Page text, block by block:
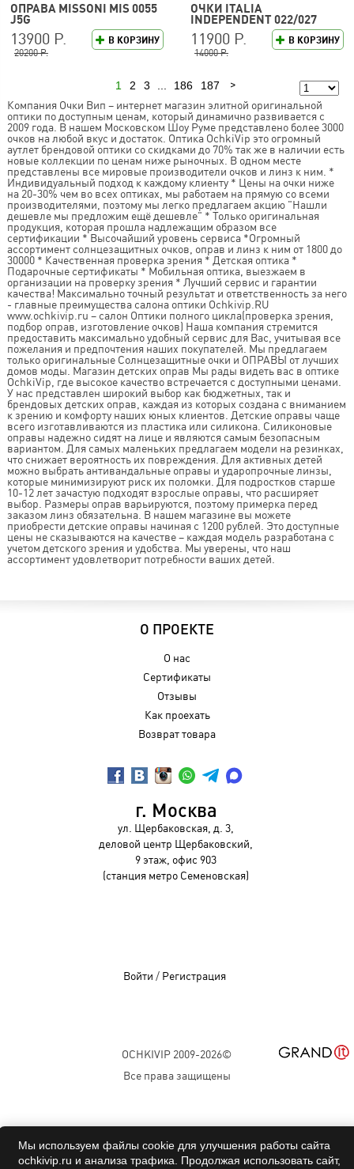
ОПРАВА MISSONI MIS 0055
J5G
В КОРЗИНУ
13900 Р.
20200 Р.
ОЧКИ ITALIA
INDEPENDENT 022/027
В КОРЗИНУ
11900 Р.
14000 Р.
1 2 3 186 187
Компания Очки Вип – интернет магазин элитной оригинальной
оптики по доступным ценам, который динамично развивается с
2009 года. В нашем Московском Шоу Руме представлено более 3000
очков на любой вкус и достаток. Оптика OchkiVip это огромный
аутлет брендовой оптики со скидками до 70% так же в наличии есть
новые коллекции по ценам ниже рыночных. В одном месте
представлены все мировые производители очков и линз к ним. *
Индивидуальный подход к каждому клиенту * Цены на очки ниже
на 20-30% чем во всех оптиках, мы работаем на прямую со всеми
производителями, поэтому мы легко предлагаем акцию "Нашли
дешевле мы предложим ещё дешевле" * Только оригинальная
продукция, которая прошла надлежащим образом все
сертификации * Высочайший уровень сервиса *Огромный
ассортимент солнцезащитных очков, оправ и линз к ним от 1800 до
30000 * Качественная проверка зрения * Детская оптика *
Подарочные сертификаты * Мобильная оптика, выезжаем в
организации на проверку зрения * Лучший сервис и гарантии
качества! Максимально точный результат и ответственность за него
- главные преимущества салона оптики Ochkivip.RU
www.ochkivip.ru – салон Оптики полного цикла(проверка зрения,
подбор оправ, изготовление очков) Наша компания стремится
предоставить максимально удобный сервис для Вас, учитывая все
пожелания и предпочтения наших покупателей. Мы предлагаем
только оригинальные Солнцезащитные очки и ОПРАВЫ от лучших
домов моды. Магазин детских оправ Мы рады видеть вас в оптике
OchkiVip, где высокое качество встречается с доступными ценами.
У нас представлен широкий выбор как бюджетных, так и
брендовых детских оправ, каждая из которых создана с вниманием
к зрению и комфорту наших юных клиентов. Детские оправы чаще
всего изготавливаются из пластика или силикона. Силиконовые
оправы надежно сидят на лице и являются самым безопасным
вариантом. Для самых маленьких предлагаем модели на резинках,
что снижает вероятность их повреждения. Для активных детей
можно выбрать антивандальные оправы и ударопрочные линзы,
которые минимизируют риск их поломки. Для подростков старше
10-12 лет зачастую подходят взрослые оправы, что расширяет
выбор. Размеры оправ варьируются, поэтому примерка перед
заказом линз обязательна. В нашем магазине вы можете
приобрести детские оправы начиная с 1200 рублей. Это доступные
цены не сказываются на качестве – каждая модель разработана с
учетом детского зрения и удобства. Мы уверены, что наш
ассортимент удовлетворит потребности ваших детей.
О ПРОЕКТЕ
О нас
Сертификаты
Отзывы
Как проехать
Возврат товара
г. Москва
ул. Щербаковская, д. 3,
деловой центр Щербаковский,
9 этаж, офис 903
(станция метро Семеновская)
Войти / Регистрация
OCHKIVIP 2009-2026©
Все права защищены
Мы используем файлы cookie для улучшения работы сайта
ochkivip.ru и анализа трафика. Продолжая использовать сайт,